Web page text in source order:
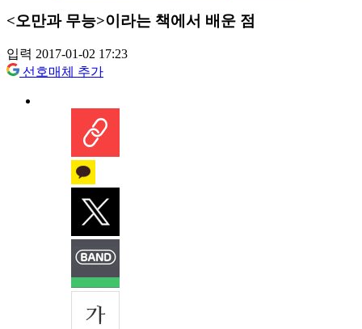
<오만과 무능>이라는 책에서 배운 점
입력 2017-01-02 17:23
선호매체 추가